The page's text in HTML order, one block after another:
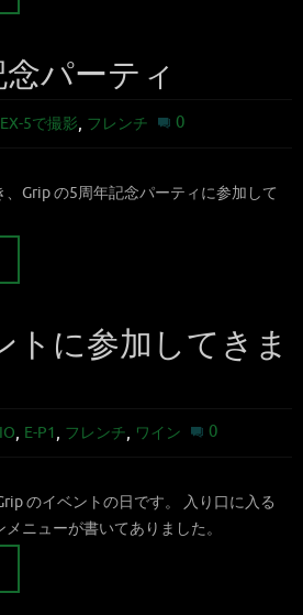
パーティ
5で撮影, フレンチ 0
Grip の5周年記念パーティに参加して
トに参加してきま
, E-P1 , フレンチ, ワイン 0
のイベントの日です。 入り口に入る
ニューが書いてありました。